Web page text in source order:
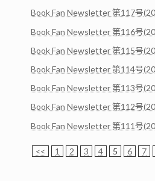
Book Fan Newsletter 第117号
Book Fan Newsletter 第116号
Book Fan Newsletter 第115号
Book Fan Newsletter 第114号
Book Fan Newsletter 第113号
Book Fan Newsletter 第112号
Book Fan Newsletter 第111号
<< 1 2 3 4 5 6 7